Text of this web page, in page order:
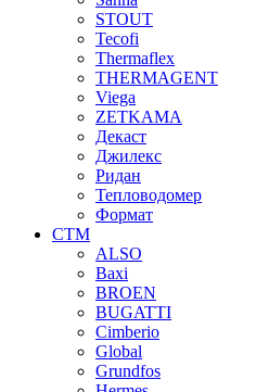
STOUT
Tecofi
Thermaflex
THERMAGENT
Viega
ZETKAMA
Декаст
Джилекс
Ридан
Тепловодомер
Формат
СТМ
ALSO
Baxi
BROEN
BUGATTI
Cimberio
Global
Grundfos